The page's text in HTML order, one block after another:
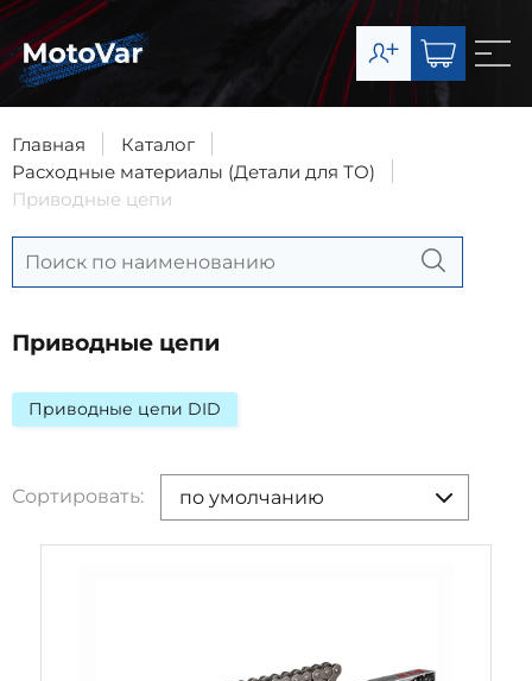
О компании
Доставка и оплата
Контакты
8-903-003-07-11
Запчасти
Сервис
Главная
Каталог
Расходные материалы (Детали для ТО)
Приводные цепи
Приводные цепи
Приводные цепи DID
Сортировать: по умолчанию